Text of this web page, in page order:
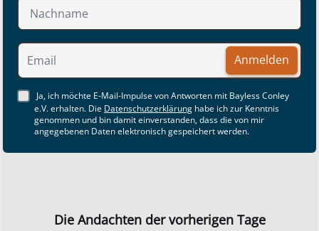
Anmelden
Ja, ich möchte E-Mail-Impulse von Antworten mit Bayless Conley
e.V. erhalten. Die Datenschutzerklärung habe ich zur Kenntnis
genommen und bin damit einverstanden, dass die von mir
angegebenen Daten elektronisch gespeichert werden.
Die Andachten der vorherigen Tage